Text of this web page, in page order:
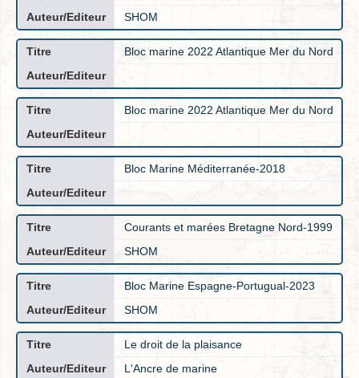
SHOM
Bloc marine 2022 Atlantique Mer du Nord
Bloc marine 2022 Atlantique Mer du Nord
Bloc Marine Méditerranée-2018
Courants et marées Bretagne Nord-1999
SHOM
Bloc Marine Espagne-Portugual-2023
SHOM
Le droit de la plaisance
L'Ancre de marine